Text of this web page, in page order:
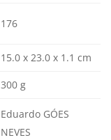
176
15.0 x 23.0 x 1.1 cm
300 g
Eduardo GÓES
NEVES